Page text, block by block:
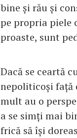
bine și rău și
pe propria piele
proaste, sunt
Dacă se ceartă
nepoliticoși față
mult au o
a se simți mai
frică să își